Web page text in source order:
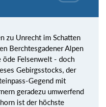
zu Unrecht im Schatten
Berchtesgadener Alpen
öde Felsenwelt - doch
Gebirgsstocks, der
Gegend mit
geradezu umwerfend
ist der höchste